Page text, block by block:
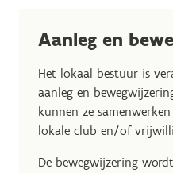
Aanleg en
Het lokaal bestuur is
aanleg en
kunnen ze
lokale club en/of
De bewegwijzering